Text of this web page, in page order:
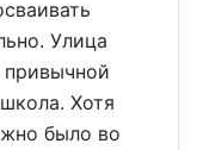
Улица
привычной
Хотя
было во